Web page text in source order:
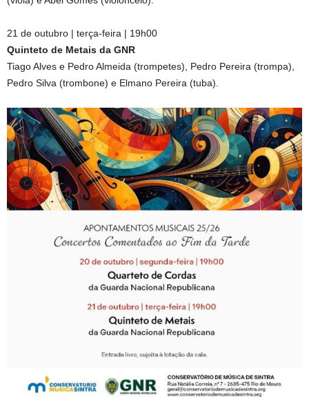
21 de outubro | terça-feira | 19h00
Quinteto de Metais da GNR
Tiago Alves e Pedro Almeida (trompetes), Pedro Pereira (trompa),
Pedro Silva (trombone) e Elmano Pereira (tuba).